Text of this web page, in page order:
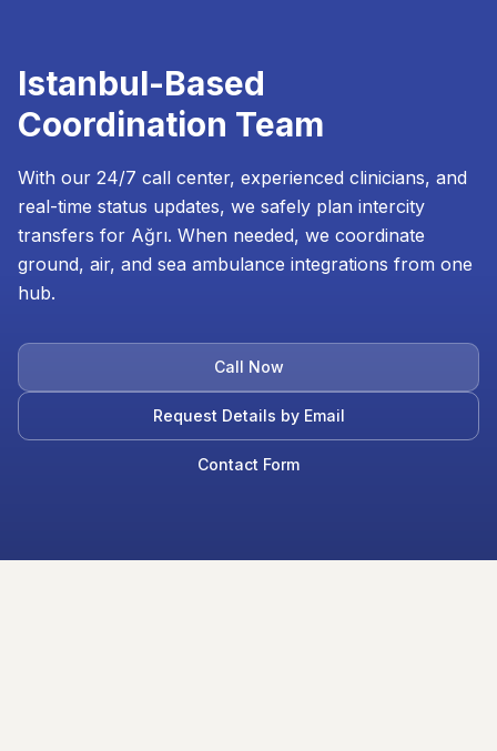
Istanbul-Based
Coordination Team
With our 24/7 call center, experienced clinicians, and
real-time status updates, we safely plan intercity
transfers for Ağrı. When needed, we coordinate
ground, air, and sea ambulance integrations from one
hub.
Call Now
Request Details by Email
Contact Form